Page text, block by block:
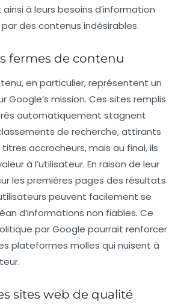
à leurs besoins d’information
des contenus indésirables.
fermes de contenu
en particulier, représentent un
Google’s mission. Ces sites remplis
automatiquement stagnent
de recherche, attirants
accrocheurs, mais au final, ils
à l’utilisateur. En raison de leur
les premières pages des résultats
peuvent facilement se
d’informations non fiables. Ce
par Google pourrait renforcer
plateformes molles qui nuisent à
sites web de qualité